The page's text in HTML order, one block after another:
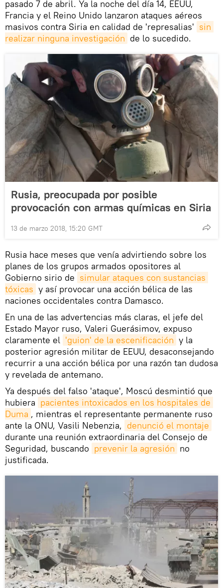
pasado 7 de abril. Ya la noche del día 14, EEUU,
Francia y el Reino Unido lanzaron ataques aéreos
masivos contra Siria en calidad de 'represalias' sin
realizar ninguna investigación de lo sucedido.
Rusia, preocupada por posible
provocación con armas químicas en Siria
13 de marzo 2018, 15:20 GMT
Rusia hace meses que venía advirtiendo sobre los
planes de los grupos armados opositores al
Gobierno sirio de simular ataques con sustancias
tóxicas y así provocar una acción bélica de las
naciones occidentales contra Damasco.
En una de las advertencias más claras, el jefe del
Estado Mayor ruso, Valeri Guerásimov, expuso
claramente el 'guion' de la escenificación y la
posterior agresión militar de EEUU, desaconsejando
recurrir a una acción bélica por una razón tan dudosa
y revelada de antemano.
Ya después del falso 'ataque', Moscú desmintió que
hubiera pacientes intoxicados en los hospitales de
Duma , mientras el representante permanente ruso
ante la ONU, Vasili Nebenzia, denunció el montaje
durante una reunión extraordinaria del Consejo de
Seguridad, buscando prevenir la agresión no
justificada.